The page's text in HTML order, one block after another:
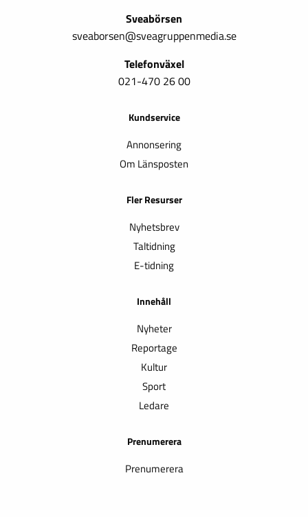
Sveabörsen
sveaborsen@sveagruppenmedia.se
Telefonväxel
021-470 26 00
Kundservice
Annonsering
Om Länsposten
Fler Resurser
Nyhetsbrev
Taltidning
E-tidning
Innehåll
Nyheter
Reportage
Kultur
Sport
Ledare
Prenumerera
Prenumerera